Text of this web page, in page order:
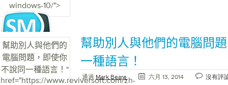
windows-10/">
幫助別人與他們的
電腦問題，即使你
不說同一種語言！ "
href="https://www.reviversoft.com/zh-
幫助別人與他們的電腦問
一種語言！
通過 Mark Beare 六月 13, 2014 沒有評